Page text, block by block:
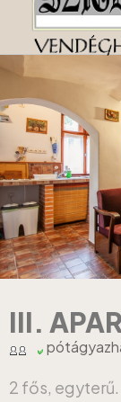
Nyitólap
III.
2 fős, egyterű.